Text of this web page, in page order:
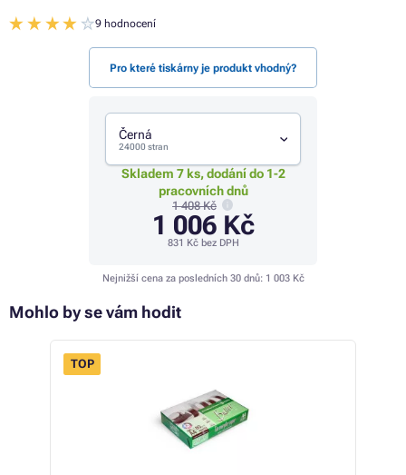
9 hodnocení
Pro které tiskárny je produkt vhodný?
Černá
24000 stran
Skladem 7 ks, dodání do 1-2
pracovních dnů
1 408 Kč
1 006 Kč
831 Kčbez DPH
Nejnižší cena za posledních 30 dnů: 1 003 Kč
Mohlo by se vám hodit
TOP